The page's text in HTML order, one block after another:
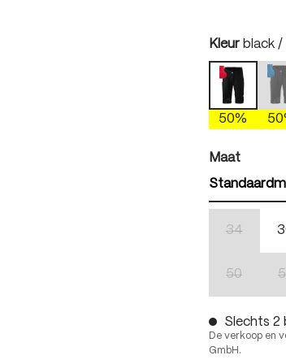
Kleur black /
black /
50%
Maat
34
50
Slechts 2
De verkoop en
GmbH.